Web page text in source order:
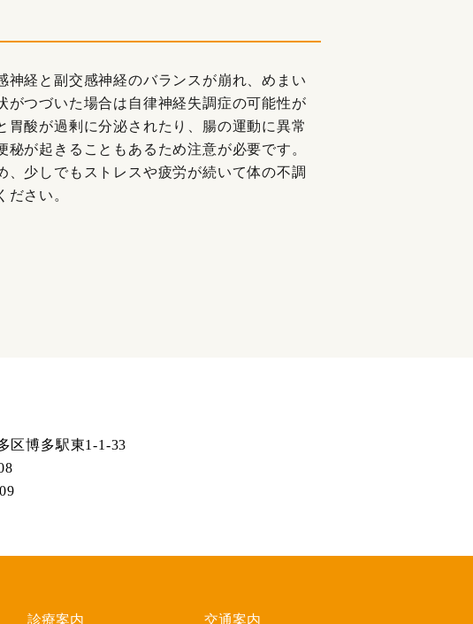
神経と副交感神経のバランスが崩れ、めまい
がつづいた場合は自律神経失調症の可能性が
胃酸が過剰に分泌されたり、腸の運動に異常
が起きることもあるため注意が必要です。
、少しでもストレスや疲労が続いて体の不調
ださい。
区博多駅東1-1-33
診療案内 交通案内